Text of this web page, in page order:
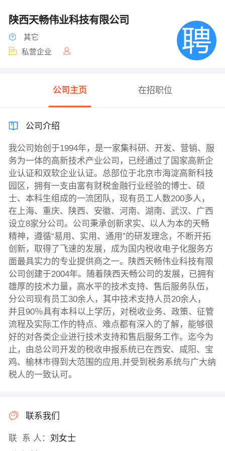
陕西天畅伟业科技有限公司
其它
私营企业
公司主页 在招职位
公司介绍
我公司始创于1994年，是一家集科研、开发、营销、服
务为一体的高新技术产业公司，已经通过了国家高新企
业认证和双软企业认证。总部位于北京市海淀高新科技
园区，拥有一支由富有财税金融行业经验的博士、硕
士、本科生组成的一流团队，现有员工人数200多人，
在上海、重庆、陕西、安徽、河南、湖南、武汉、广西
设立8家分公司。公司秉承创新求实、以人为本的天畅
精神，遵循“易用、实用、通用”的研发理念，不断开拓
创新，取得了飞速的发展，成为国内税收电子化服务方
面最具实力的专业提供商之一。陕西天畅伟业科技有限
公司创建于2004年。随着陕西天畅公司的发展，已拥有
雄厚的技术力量，高水平的技术支持、售后服务队伍，
分公司现有员工30余人，其中技术支持人员20余人，
并且90％具有本科以上学历，对税收业务、政策、征管
流程及实际工作的特点、难点都有深入的了解，能够很
好的对各类企业进行技术支持和售后服务工作。迄今为
止，由总公司开发的税收申报系统已在西安、咸阳、宝
鸡、榆林市得到大范围的应用,并受到税务系统与广大纳
税人的一致认可。
联系我们
联 系 人： 刘女士